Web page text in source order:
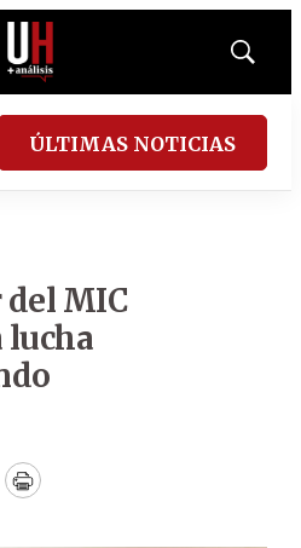
Mostrar
ÚLTIMAS NOTICIAS
MIC
lucha
Print